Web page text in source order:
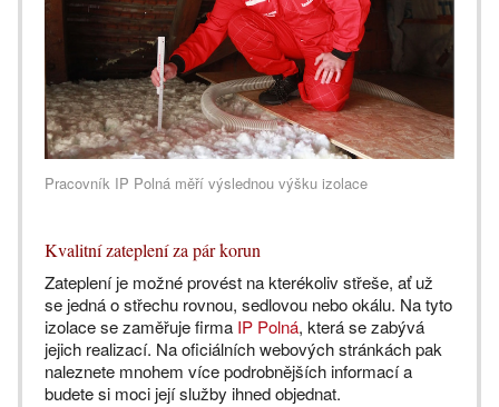
Pracovník IP Polná měří výslednou výšku izolace
Kvalitní zateplení za pár korun
Zateplení je možné provést na kterékoliv střeše, ať už
se jedná o střechu rovnou, sedlovou nebo okálu. Na tyto
izolace se zaměřuje firma IP Polná, která se zabývá
jejich realizací. Na oficiálních webových stránkách pak
naleznete mnohem více podrobnějších informací a
budete si moci její služby ihned objednat.